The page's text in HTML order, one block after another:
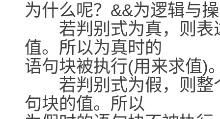
为什么呢？&&为逻辑与
若判别式为真，则表
值。所以为真时的
语句块被执行(用来求值)
若判别式为假，则整
句块的值。所以